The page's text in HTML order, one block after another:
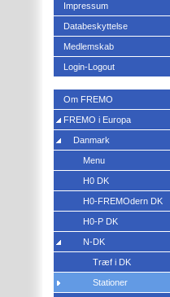
Impressum
Databeskyttelse
Medlemskab
Login-Logout
Om FREMO
FREMO i Europa
Danmark
Menu
H0 DK
H0-FREMOdern DK
H0-P DK
N-DK
Træf i DK
Stationer